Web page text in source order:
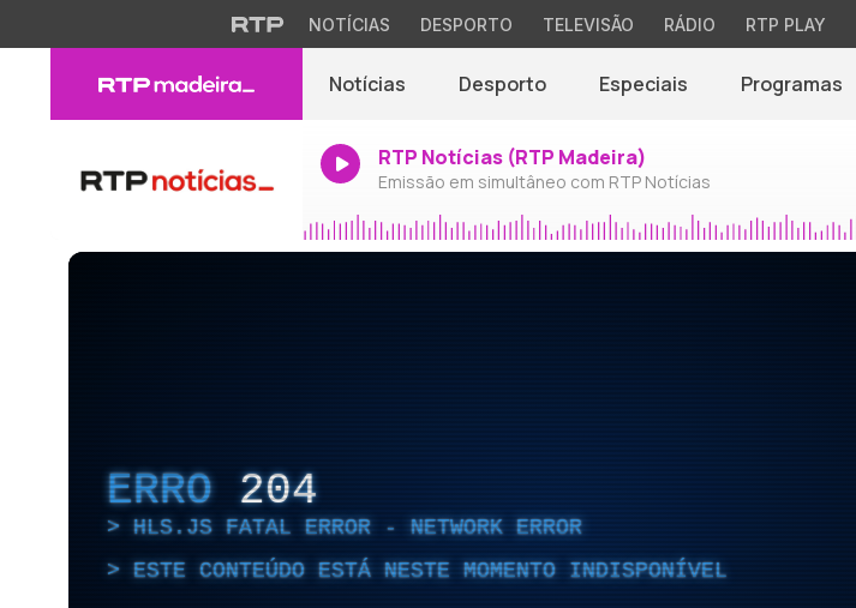
NOTÍCIAS DESPORTO TELEVISÃO RÁDIO RTP PLAY
Notícias Desporto Especiais Programas
RTP Notícias (RTP Madeira)
Emissão em simultâneo com RTP Notícias
ERRO 204
HLS.JS FATAL ERROR - NETWORK ERROR
ESTE CONTEÚDO ESTÁ NESTE MOMENTO INDISPONÍVEL